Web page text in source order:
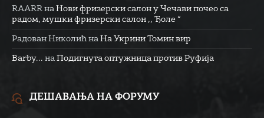
RAARR на Нови фризерски салон у Чечави почео са
радом, мушки фризерски салон ,, Ђоле “
Радован Николић на На Укрини Томин вир
Barby... на Подигнута оптужница против Руфија
ДЕШАВАЊА НА ФОРУМУ